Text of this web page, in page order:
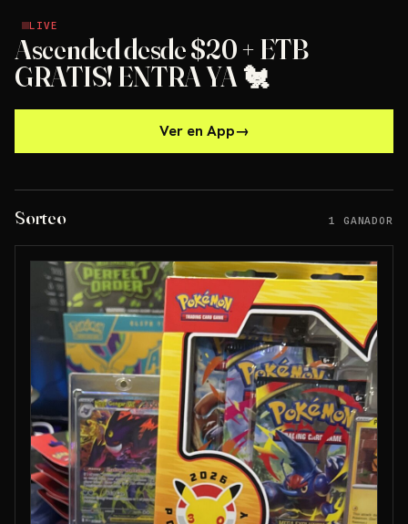
LIVE
LIVE
Ascended desde $20 + ETB
GRATIS! ENTRA YA 🐔
Ver en App→
Sorteo 1 GANADOR